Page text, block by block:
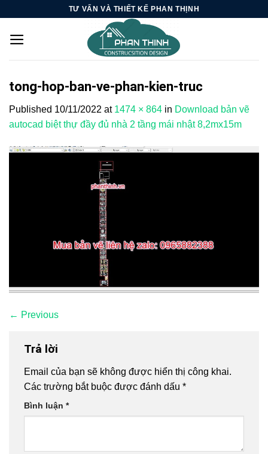
content
TƯ VẤN VÀ THIẾT KẾ PHAN THỊNH
tong-hop-ban-ve-phan-kien-truc
Published 10/11/2022 at 1474 × 864 in Download bản vẽ
autocad biệt thự đầy đủ nhà 2 tầng mái nhật 8,2mx15m
← Previous
Trả lời
Email của bạn sẽ không được hiển thị công khai.
Các trường bắt buộc được đánh dấu *
Bình luận *